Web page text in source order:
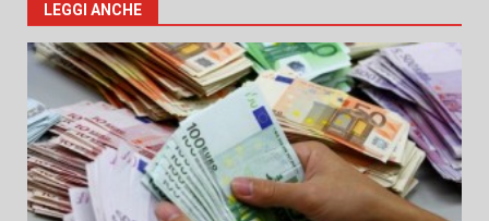
LEGGI ANCHE